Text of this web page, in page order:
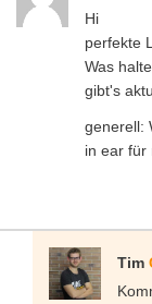
Hi
perfekte
Was
gibt's
generell:
in ear für
Tim